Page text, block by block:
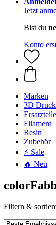
Jetzt
Bist du
Konto
Marken
3D
Filament
Resin
Zubehör
⚡ Sale
🔥 Neu
Filtern &